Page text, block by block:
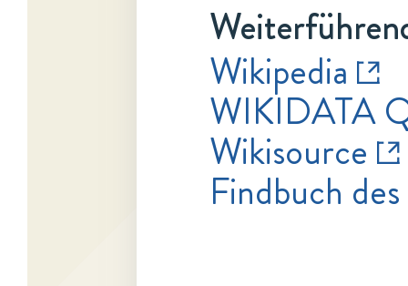
Wikipedia
WIKIDATA
Wikisource
Findbuch